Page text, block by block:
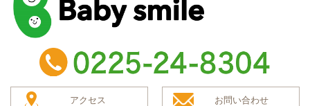
baby smile
TEL：0225-24-8304
アクセス お問い合わせ